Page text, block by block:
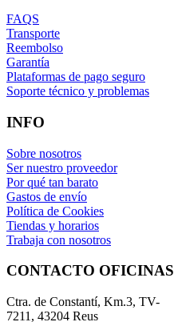
FAQS
Transporte
Reembolso
Garantía
Plataformas de pago seguro
Soporte técnico y problemas
INFO
Sobre nosotros
Ser nuestro proveedor
Por qué tan barato
Gastos de envío
Política de Cookies
Tiendas y horarios
Trabaja con nosotros
CONTACTO OFICINAS
Ctra. de Constantí, Km.3, TV-
7211, 43204 Reus